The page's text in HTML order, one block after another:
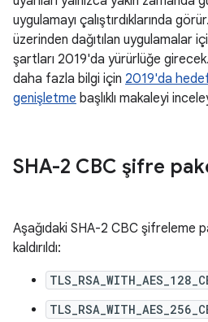
uygulamayı çalıştırdıklarında
üzerinden dağıtılan uygulamalar
şartları 2019'da yürürlüğe
daha fazla bilgi için 2019'da
genişletme başlıklı makaleyi
SHA-2 CBC şifre
Aşağıdaki SHA-2 CBC şifreleme
kaldırıldı: